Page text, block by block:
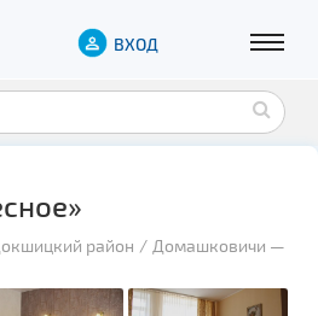
ВХОД
район Домашковичи —